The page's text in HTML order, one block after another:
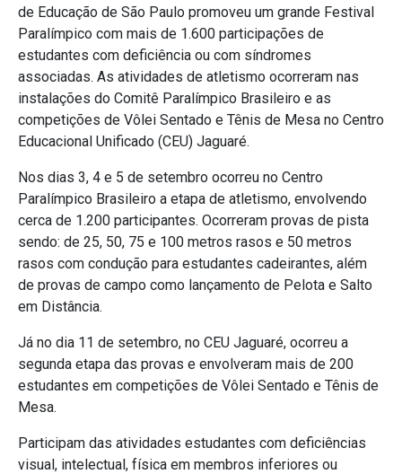
de Educação de São Paulo promoveu um grande Festival
Paralímpico com mais de 1.600 participações de
estudantes com deficiência ou com síndromes
associadas. As atividades de atletismo ocorreram nas
instalações do Comitê Paralímpico Brasileiro e as
competições de Vôlei Sentado e Tênis de Mesa no Centro
Educacional Unificado (CEU) Jaguaré.
Nos dias 3, 4 e 5 de setembro ocorreu no Centro
Paralímpico Brasileiro a etapa de atletismo, envolvendo
cerca de 1.200 participantes. Ocorreram provas de pista
sendo: de 25, 50, 75 e 100 metros rasos e 50 metros
rasos com condução para estudantes cadeirantes, além
de provas de campo como lançamento de Pelota e Salto
em Distância.
Já no dia 11 de setembro, no CEU Jaguaré, ocorreu a
segunda etapa das provas e envolveram mais de 200
estudantes em competições de Vôlei Sentado e Tênis de
Mesa.
Participam das atividades estudantes com deficiências
visual, intelectual, física em membros inferiores ou